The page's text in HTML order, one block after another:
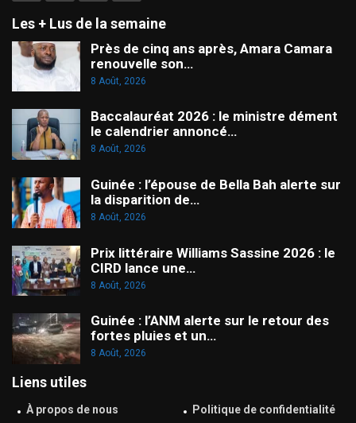
Les + Lus de la semaine
Près de cinq ans après, Amara Camara
renouvelle son…
8 Août, 2026
Baccalauréat 2026 : le ministre dément
le calendrier annoncé…
8 Août, 2026
Guinée : l’épouse de Bella Bah alerte sur
la disparition de…
8 Août, 2026
Prix littéraire Williams Sassine 2026 : le
CIRD lance une…
8 Août, 2026
Guinée : l’ANM alerte sur le retour des
fortes pluies et un…
8 Août, 2026
Liens utiles
À propos de nous Politique de confidentialité